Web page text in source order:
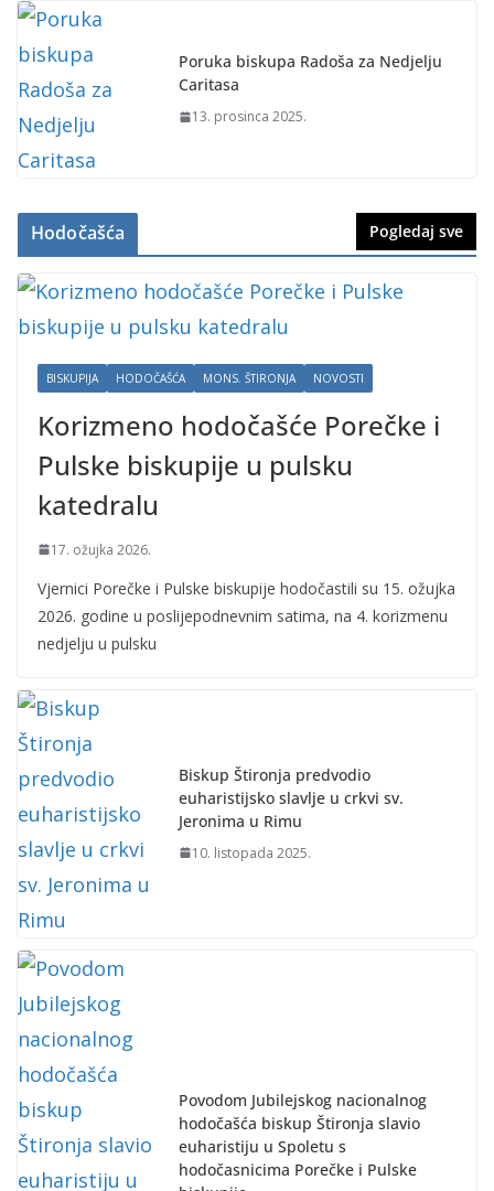
Poruka biskupa Radoša za Nedjelju
Caritasa
13. prosinca 2025.
Hodočašća Pogledaj sve
BISKUPIJA HODOČAŠĆA MONS. ŠTIRONJA NOVOSTI
Korizmeno hodočašće Porečke i
Pulske biskupije u pulsku
katedralu
17. ožujka 2026.
Vjernici Porečke i Pulske biskupije hodočastili su 15. ožujka
2026. godine u poslijepodnevnim satima, na 4. korizmenu
nedjelju u pulsku
Biskup Štironja predvodio
euharistijsko slavlje u crkvi sv.
Jeronima u Rimu
10. listopada 2025.
Povodom Jubilejskog nacionalnog
hodočašća biskup Štironja slavio
euharistiju u Spoletu s
hodočasnicima Porečke i Pulske